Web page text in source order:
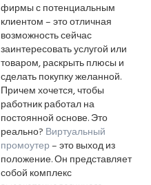
фирмы с потенциальным
клиентом – это отличная
возможность сейчас
заинтересовать услугой или
товаром, раскрыть плюсы и
сделать покупку желанной.
Причем хочется, чтобы
работник работал на
постоянной основе. Это
реально? Виртуальный
промоутер– это выход из
положение. Он представляет
собой комплекс